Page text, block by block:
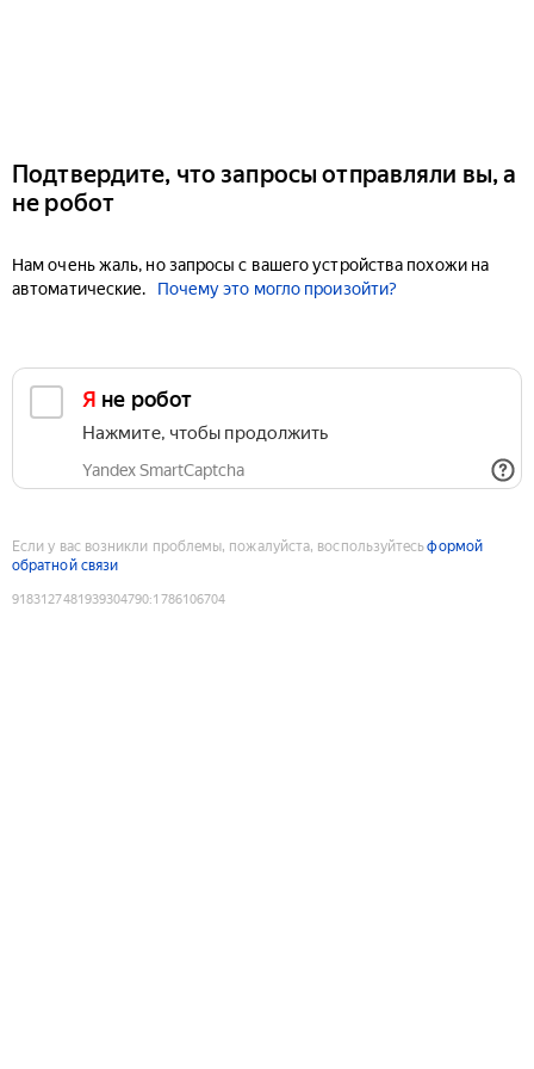
Подтвердите, что запросы отправляли вы, а
не робот
Нам очень жаль, но запросы с вашего устройства похожи на
автоматические.
Почему это могло произойти?
Я не робот
Нажмите, чтобы продолжить
Yandex SmartCaptcha
Если у вас возникли проблемы, пожалуйста, воспользуйтесьформой
обратной связи
9183127481939304790:1786106704